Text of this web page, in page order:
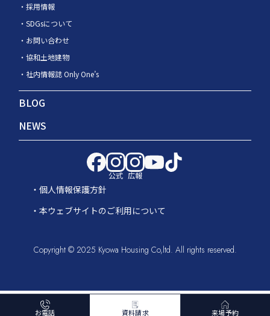
採用情報
SDGsについて
お問い合わせ
協和土地建物
社内情報誌 Only One’s
BLOG
NEWS
公式 広報
個人情報保護方針
本ウェブサイトのご利用について
Copyright © 2025 Kyowa Housing Co,ltd. All rights reserved.
お電話 資料請求 来場予約